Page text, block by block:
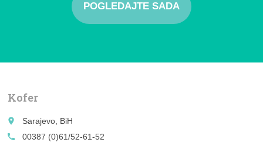
POGLEDAJTE SADA
Kofer
place
Sarajevo, BiH
call
00387 (0)61/52-61-52